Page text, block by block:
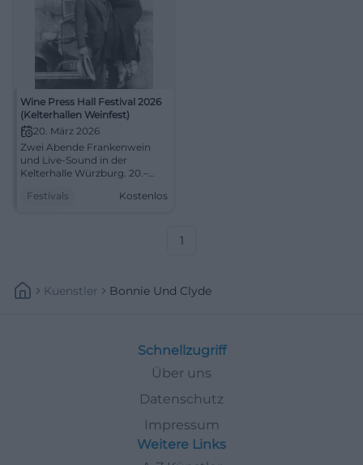
Wine Press Hall Festival 2026
(Kelterhallen Weinfest)
20. März 2026
Zwei Abende Frankenwein
und Live-Sound in der
Kelterhalle Würzburg. 20.–
frei. Indoor-Atmosphäre,
Festivals Kostenlos
1
Kuenstler Bonnie Und Clyde
Schnellzugriff
Über uns
Datenschutz
Impressum
Weitere Links